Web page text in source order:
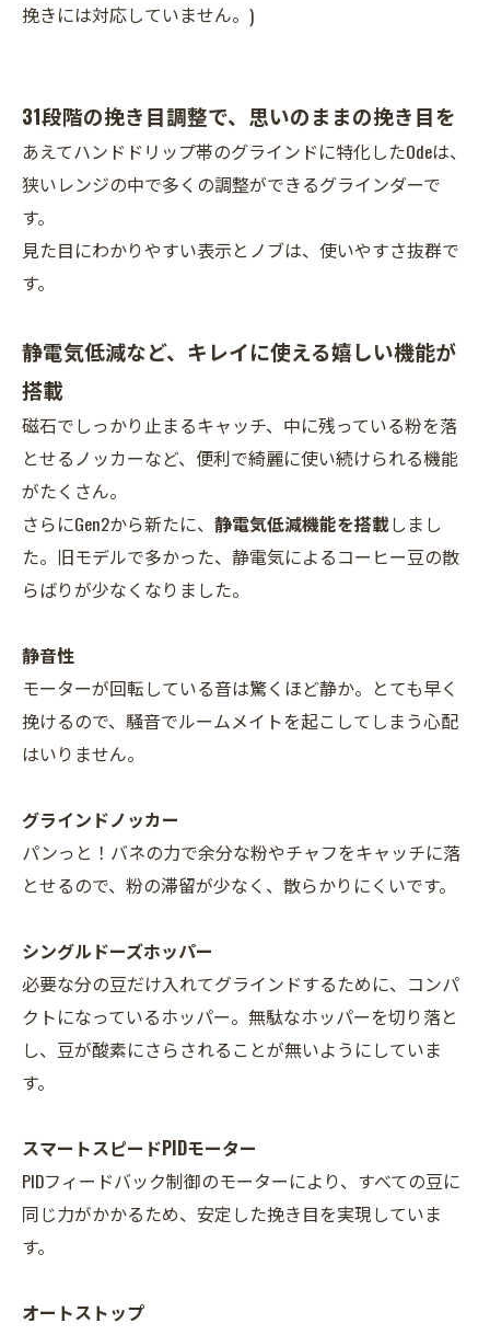
挽きには対応していません。)
31段階の挽き目調整で、思いのままの挽き目を
あえてハンドドリップ帯のグラインドに特化したOdeは、
狭いレンジの中で多くの調整ができるグラインダーで
す。
見た目にわかりやすい表示とノブは、使いやすさ抜群で
す。
静電気低減など、 キレイに使える嬉しい機能が
搭載
磁石でしっかり止まるキャッチ、中に残っている粉を落
とせるノッカーなど、便利で綺麗に使い続けられる機能
がたくさん。
さらにGen2から新たに、 静電気低減機能を搭載しまし
た。旧モデルで多かった、静電気によるコーヒー豆の散
らばりが少なくなりました。
静音性
モーターが回転している音は驚くほど静か。とても早く
挽けるので、騒音でルームメイトを起こしてしまう心配
はいりません。
グラインドノッカー
パンっと！バネの力で余分な粉やチャフをキャッチに落
とせるので、粉の滞留が少なく、散らかりにくいです。
シングルドーズホッパー
必要な分の豆だけ入れてグラインドするために、コンパ
クトになっているホッパー。無駄なホッパーを切り落と
し、豆が酸素にさらされることが無いようにしていま
す。
スマートスピードPIDモーター
PIDフィードバック制御のモーターにより、すべての豆に
同じ力がかかるため、安定した挽き目を実現していま
す。
オートストップ